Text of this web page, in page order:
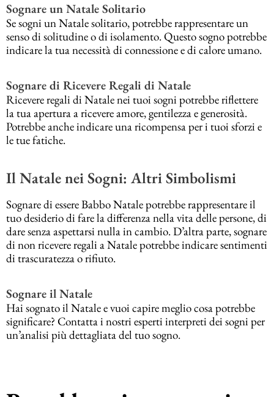
Sognare un Natale Solitario
Se sogni un Natale solitario, potrebbe rappresentare un
senso di solitudine o di isolamento. Questo sogno potrebbe
indicare la tua necessità di connessione e di calore umano.
Sognare di Ricevere Regali di Natale
Ricevere regali di Natale nei tuoi sogni potrebbe riflettere
la tua apertura a ricevere amore, gentilezza e generosità.
Potrebbe anche indicare una ricompensa per i tuoi sforzi e
le tue fatiche.
Il Natale nei Sogni: Altri Simbolismi
Sognare di essere Babbo Natale potrebbe rappresentare il
tuo desiderio di fare la differenza nella vita delle persone, di
dare senza aspettarsi nulla in cambio. D’altra parte, sognare
di non ricevere regali a Natale potrebbe indicare sentimenti
di trascuratezza o rifiuto.
Sognare il Natale
Hai sognato il Natale e vuoi capire meglio cosa potrebbe
significare? Contatta i nostri esperti interpreti dei sogni per
un’analisi più dettagliata del tuo sogno.